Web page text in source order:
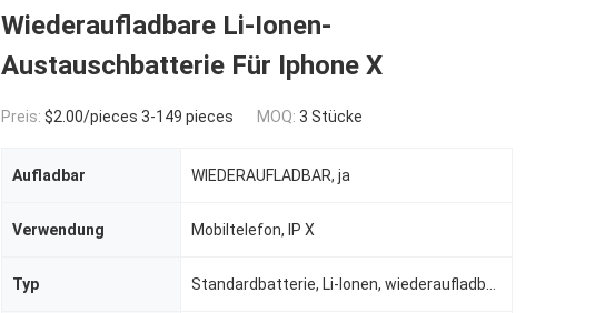
Wiederaufladbare Li-Ionen-
Austauschbatterie Für Iphone X
Preis: $2.00/pieces 3-149 pieces MOQ: 3 Stücke
Aufladbar WIEDERAUFLADBAR, ja
Verwendung Mobiltelefon, IP X
Typ